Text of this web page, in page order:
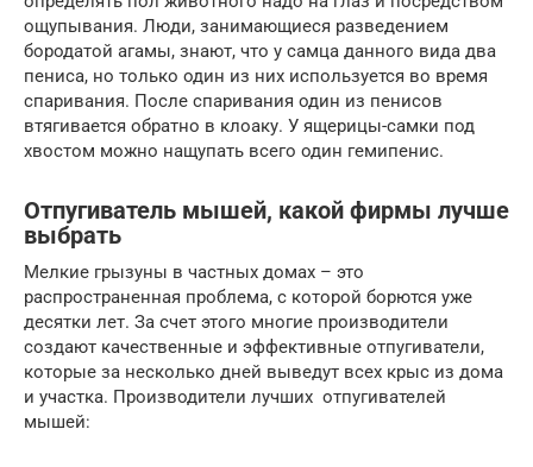
ощупывания. Люди, занимающиеся разведением
бородатой агамы, знают, что у самца данного вида два
пениса, но только один из них используется во время
спаривания. После спаривания один из пенисов
втягивается обратно в клоаку. У ящерицы-самки под
хвостом можно нащупать всего один гемипенис.
Отпугиватель мышей, какой фирмы лучше
выбрать
Мелкие грызуны в частных домах – это
распространенная проблема, с которой борются уже
десятки лет. За счет этого многие производители
создают качественные и эффективные отпугиватели,
которые за несколько дней выведут всех крыс из дома
и участка. Производители лучших отпугивателей
мышей: